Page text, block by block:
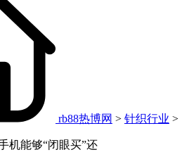
rb88热博网 > 针织行业 >
机能够“闭眼买”还